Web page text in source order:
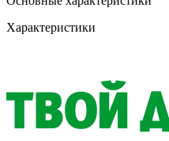
Характеристики